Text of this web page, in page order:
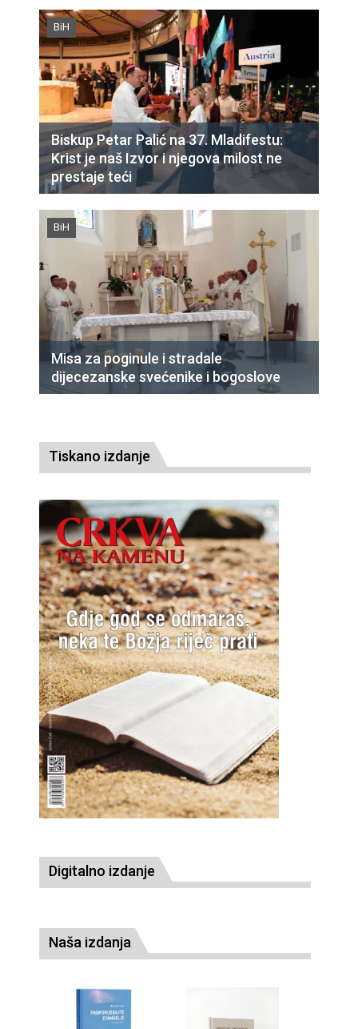
BiH
Biskup Petar Palić na 37. Mladifestu:
Krist je naš Izvor i njegova milost ne
prestaje teći
BiH
Misa za poginule i stradale
dijecezanske svećenike i bogoslove
Tiskano izdanje
Digitalno izdanje
Naša izdanja